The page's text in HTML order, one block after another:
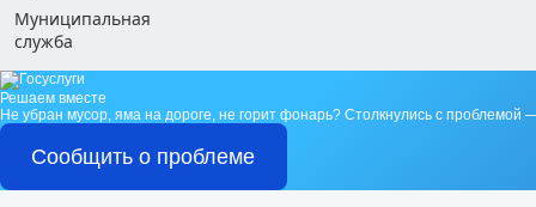
Муниципальная
служба
Решаем вместе
Не убран мусор, яма на дороге, не горит фонарь? Столкнулись с проблемой
Сообщить о проблеме